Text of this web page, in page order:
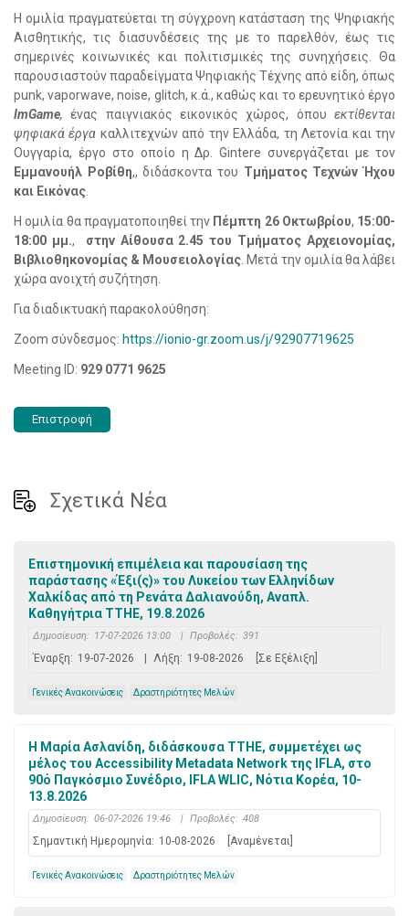
Η ομιλία πραγματεύεται τη σύγχρονη κατάσταση της Ψηφιακής
Αισθητικής, τις διασυνδέσεις της με το παρελθόν, έως τις
σημερινές κοινωνικές και πολιτισμικές της συνηχήσεις. Θα
παρουσιαστούν παραδείγματα Ψηφιακής Τέχνης από είδη, όπως
punk, vaporwave, noise, glitch, κ.ά., καθώς και το ερευνητικό έργο
ImGame,ένας παιγνιακός εικονικός χώρος, όπουεκτίθενται
ψηφιακά έργα καλλιτεχνών από την Ελλάδα, τη Λετονία και την
Ουγγαρία, έργο στο οποίο η Δρ. Gintere συνεργάζεται με τον
Εμμανουήλ Ροβίθη,, διδάσκοντα του Τμήματος Τεχνών Ήχου
και Εικόνας
Η ομιλία θα πραγματοποιηθεί την Πέμπτη 26 Οκτωβρίου, 15:00-
18:00 μμ., στην Αίθουσα 2.45 του Τμήματος Αρχειονομίας,
Βιβλιοθηκονομίας & Μουσειολογίας . Μετά την ομιλία θα λάβει
χώρα ανοιχτή συζήτηση.
Για διαδικτυακή παρακολούθηση:
Zoom σύνδεσμος: https://ionio-gr.zoom.us/j/92907719625
Meeting ID: 929 0771 9625
Επιστροφή
Σχετικά Νέα
Επιστημονική επιμέλεια και παρουσίαση της
παράστασης «Έξι(ς)» του Λυκείου των Ελληνίδων
Χαλκίδας από τη Ρενάτα Δαλιανούδη, Αναπλ.
Καθηγήτρια ΤΤΗΕ, 19.8.2026
Δημοσίευση: 17-07-2026 13:00 | Προβολές: 391
Έναρξη: 19-07-2026 Λήξη: 19-08-2026 [Σε Εξέλιξη]
Γενικές Ανακοινώσεις Δραστηριότητες Μελών
Η Μαρία Ασλανίδη, διδάσκουσα ΤΤΗΕ, συμμετέχει ως
μέλος του Accessibility Metadata Network της IFLA, στο
90ό Παγκόσμιο Συνέδριο, IFLA WLIC, Νότια Κορέα, 10-
13.8.2026
Δημοσίευση: 06-07-2026 19:46 | Προβολές: 408
Σημαντική Ημερομηνία: 10-08-2026 [Αναμένεται]
Γενικές Ανακοινώσεις Δραστηριότητες Μελών